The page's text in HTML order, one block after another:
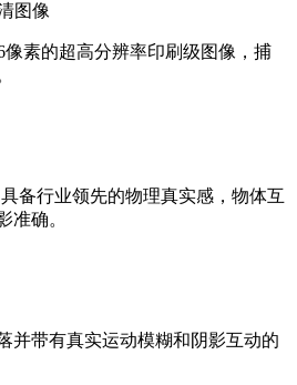
图像
像素的超高分辨率印刷级图像，捕
备行业领先的物理真实感，物体互
准确。
并带有真实运动模糊和阴影互动的